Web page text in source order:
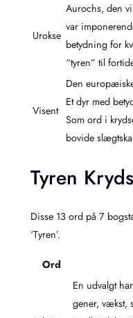
Urokse
Aurochs, den
var
betydning for
“tyren” til
Visent
Den
Et dyr med
Som ord i
bovide
Tyren
Disse 13 ord på 7
‘Tyren’.
Ord
En udvalgt
gener, vækst,